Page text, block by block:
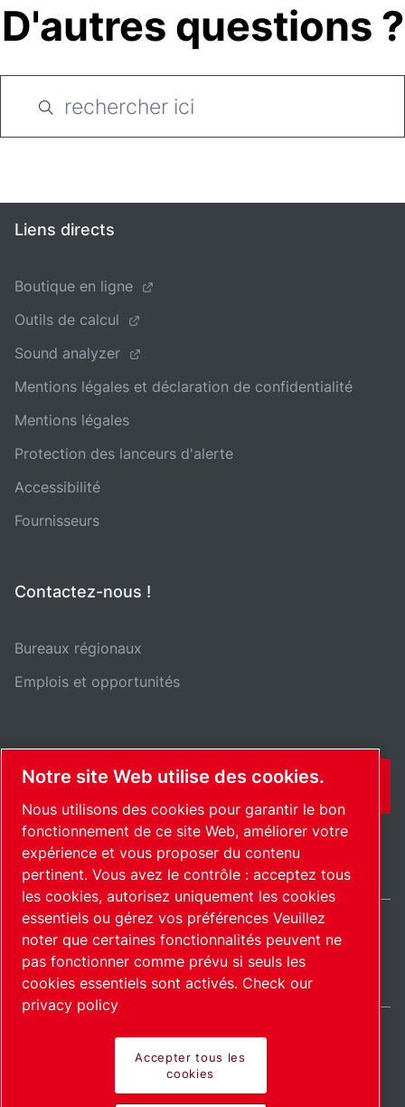
D'autres questions ?
Liens directs
Boutique en ligne
Outils de calcul
Sound analyzer
Mentions légales et déclaration de confidentialité
Mentions légales
Protection des lanceurs d'alerte
Accessibilité
Fournisseurs
Contactez-nous !
Bureaux régionaux
Emplois et opportunités
CONTACT
Plan du siteGérer les cookies© 2026 Copyright.
France / FR
Notre site Web utilise des cookies.
Nous utilisons des cookies pour garantir le bon
fonctionnement de ce site Web, améliorer votre
expérience et vous proposer du contenu
pertinent. Vous avez le contrôle : acceptez tous
les cookies, autorisez uniquement les cookies
essentiels ou gérez vos préférences Veuillez
noter que certaines fonctionnalités peuvent ne
pas fonctionner comme prévu si seuls les
cookies essentiels sont activés. Check our
privacy policy
Accepter tous les
cookies